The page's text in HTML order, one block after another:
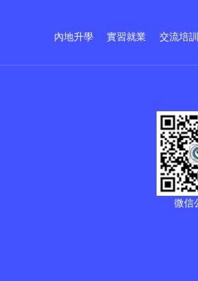
內地升學 實習就業 交流培訓
微信